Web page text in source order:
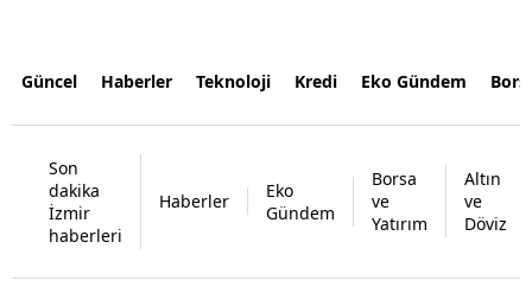
Güncel Haberler Teknoloji Kredi Eko Gündem
Son
dakika
İzmir
haberleri
Haberler
Eko
Gündem
Borsa
ve
Yatırım
Altın
ve
Döviz